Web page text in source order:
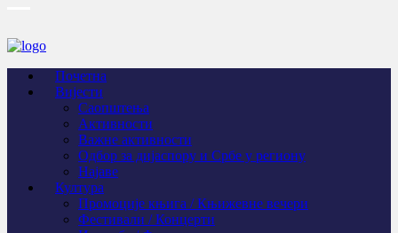
Почетна
Вијести
Саопштења
Активности
Важне активности
Одбор за дијаспору и Србе у региону
Најаве
Култура
Промоције књига / Књижевне вечери
Фестивали / Концерти